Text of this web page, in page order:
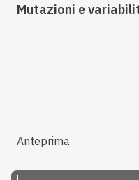
Mutazioni e
Anteprima